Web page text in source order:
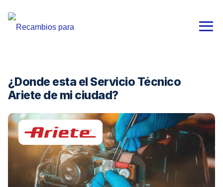
¿Donde esta el Servicio Técnico
Ariete de mi ciudad?